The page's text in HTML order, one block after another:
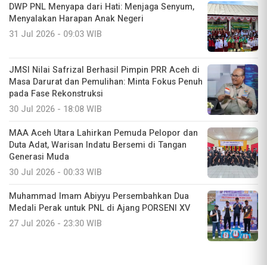
DWP PNL Menyapa dari Hati: Menjaga Senyum,
Menyalakan Harapan Anak Negeri
31 Jul 2026 - 09:03 WIB
JMSI Nilai Safrizal Berhasil Pimpin PRR Aceh di
Masa Darurat dan Pemulihan: Minta Fokus Penuh
pada Fase Rekonstruksi
30 Jul 2026 - 18:08 WIB
MAA Aceh Utara Lahirkan Pemuda Pelopor dan
Duta Adat, Warisan Indatu Bersemi di Tangan
Generasi Muda
30 Jul 2026 - 00:33 WIB
Muhammad Imam Abiyyu Persembahkan Dua
Medali Perak untuk PNL di Ajang PORSENI XV
27 Jul 2026 - 23:30 WIB